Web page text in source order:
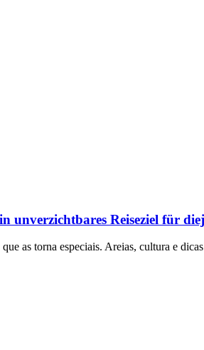
unverzichtbares Reiseziel für
as torna especiais. Areias, cultura e